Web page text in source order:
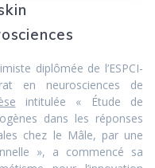
diplômée de l’ESPCI-
en neurosciences de
intitulée « Étude de
dans les réponses
chez le Mâle, par une
», a commencé sa